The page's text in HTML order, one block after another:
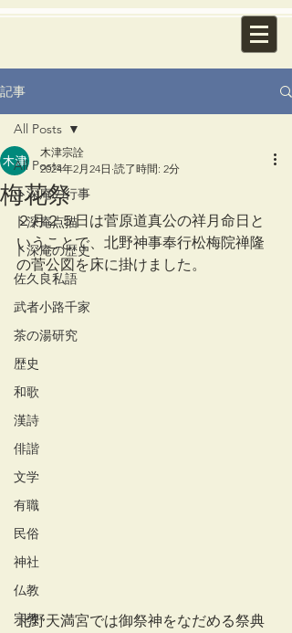
記事
All Posts
卜深庵の行事
卜深庵点描
卜深庵の歴史
佐久良私語
武者小路千家
茶の湯研究
歴史
和歌
漢詩
俳諧
文学
有職
民俗
神社
仏教
宗教
All Posts
梅花祭
木津宗詮
2024年2月24日 読了時間: 2分
２月２５日は菅原道真公の祥月命日と
いうことで、北野神事奉行松梅院禅隆
の菅公図を床に掛けました。
北野天満宮では御祭神をなだめる祭典